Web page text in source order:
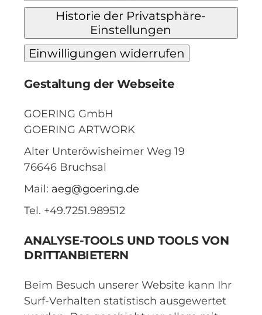
Historie der Privatsphäre-
Einstellungen
Einwilligungen widerrufen
Gestaltung der Webseite
GOERING GmbH
GOERING ARTWORK
Alter Unteröwisheimer Weg 19
76646 Bruchsal
Mail: aeg@goering.de
Tel. +49.7251.989512
ANALYSE-TOOLS UND TOOLS VON
DRITTANBIETERN
Beim Besuch unserer Website kann Ihr
Surf-Verhalten statistisch ausgewertet